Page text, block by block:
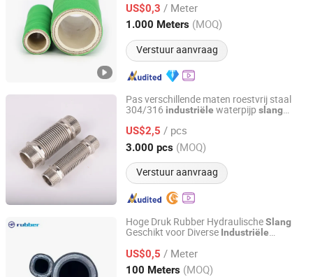
Slang
US$0,3 / Meter
1.000 Meters (MOQ)
Verstuur aanvraag
Shandong, China Sinds 2025
Pas verschillende maten roestvrij staal
304/316 industriële waterpijp slang
US$2,5 / pcs
3.000 pcs (MOQ)
Verstuur aanvraag
Taizhou Zhenggong Bronze Products Co., Ltd.
Zhejiang, China Sinds 2006
Hoge Druk Rubber HydraulischeSlang
Geschikt voor Diverse Industriële
US$0,5 / Meter
100 Meters (MOQ)
Shandong Hairun Rubber & Plastics Co., Ltd
Shandong, China Sinds 2024